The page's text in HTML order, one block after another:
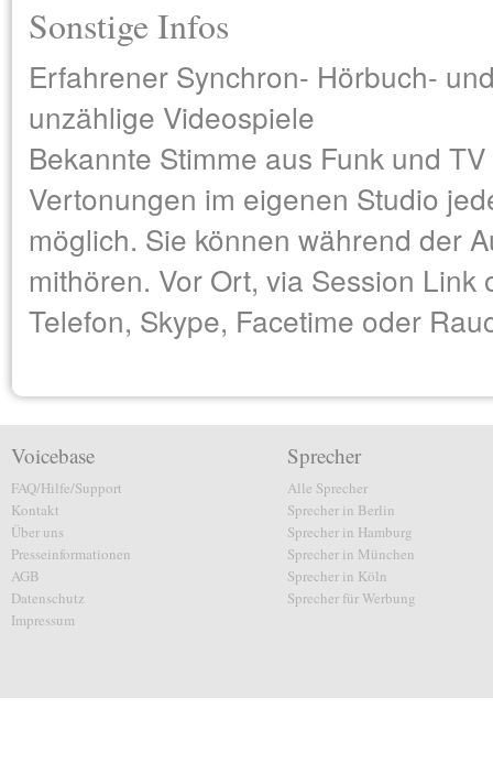
Sonstige Infos
Erfahrener Synchron- Hörbuch-
unzählige Videospiele
Bekannte Stimme aus Funk und TV
Vertonungen im eigenen Studio
möglich. Sie können während der
mithören. Vor Ort, via Session
Telefon, Skype, Facetime oder
Voicebase
FAQ/Hilfe/Support
Kontakt
Über uns
Presseinformationen
AGB
Datenschutz
Impressum
Sprecher
Alle Sprecher
Sprecher in Berlin
Sprecher in Hamburg
Sprecher in München
Sprecher in Köln
Sprecher für Werbung